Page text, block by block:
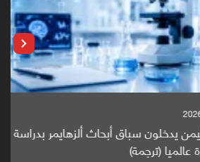
سباق أبحاث ألزهايمر بدراسة
(ترجمة)